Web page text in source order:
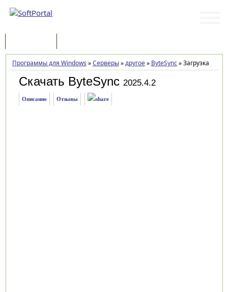
Программы для Windows »Серверы»другое» ByteSync»Загрузка
Скачать ByteSync 2025.4.2
Описание Отзывы